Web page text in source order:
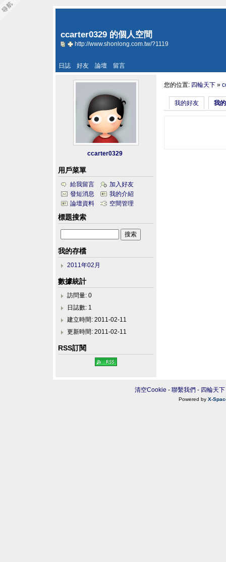
ccarter0329 的個人空間
http://www.shonlong.com.tw/?1119
日誌 好友 論壇 留言
您的位置: 四輪天下 »
我的好友 我
ccarter0329
用戶菜單
給我留言
加入好友
發短消息
我的介紹
論壇資料
空間管理
標題搜索
我的存檔
2011年02月
數據統計
訪問量: 0
日誌數: 1
建立時間: 2011-02-11
更新時間: 2011-02-11
RSS訂閱
清空Cookie - 聯繫我們 - 四輪天下
Powered by X-